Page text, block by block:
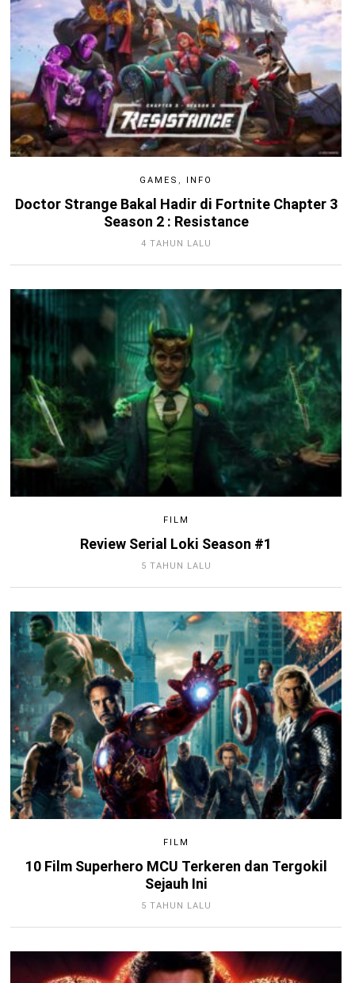
GAMES , INFO
Doctor Strange Bakal Hadir di Fortnite Chapter 3
Season 2 : Resistance
4 TAHUN LALU
FILM
Review Serial Loki Season #1
5 TAHUN LALU
FILM
10 Film Superhero MCU Terkeren dan Tergokil
Sejauh Ini
5 TAHUN LALU